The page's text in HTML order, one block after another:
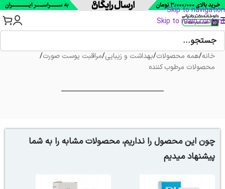
Skip to navigation
Skip to main content
خانه/همه محصولات/بهداشت و زیبایی/مراقبت پوست صورت/
محصولات مرطوب کننده
چون این محصول را نداریم، محصولات مشابه را به شما
پیشنهاد میدیم